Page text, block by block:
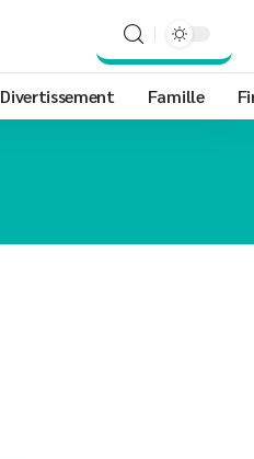
Divertissement Famille